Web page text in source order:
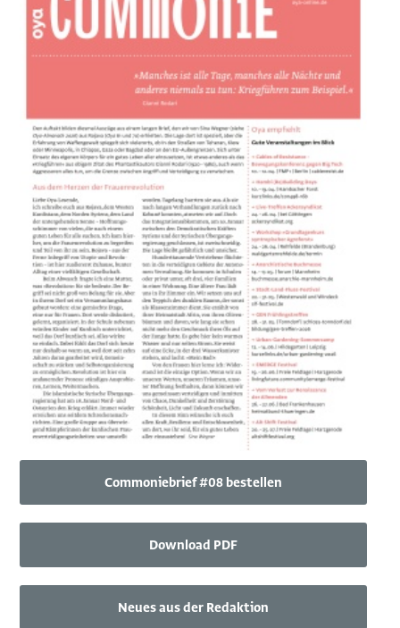
Commoniebrief #08 bestellen
Download PDF
Neues aus der Redaktion